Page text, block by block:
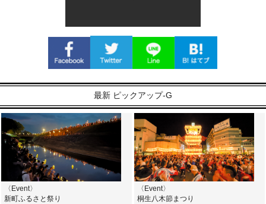
最新 ピックアップ-G
〈Event〉
新町ふるさと祭り
〈Event〉
桐生八木節まつり